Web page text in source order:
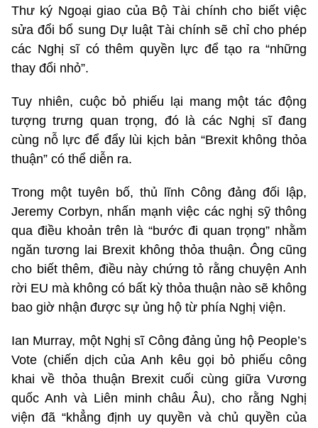
Thư ký Ngoại giao của Bộ Tài chính cho biết việc
sửa đổi bổ sung Dự luật Tài chính sẽ chỉ cho phép
các Nghị sĩ có thêm quyền lực để tạo ra “những
thay đổi nhỏ”.
Tuy nhiên, cuộc bỏ phiếu lại mang một tác động
tượng trưng quan trọng, đó là các Nghị sĩ đang
cùng nỗ lực để đẩy lùi kịch bản “Brexit không thỏa
thuận” có thể diễn ra.
Trong một tuyên bố, thủ lĩnh Công đảng đối lập,
Jeremy Corbyn, nhấn mạnh việc các nghị sỹ thông
qua điều khoản trên là “bước đi quan trọng” nhằm
ngăn tương lai Brexit không thỏa thuận. Ông cũng
cho biết thêm, điều này chứng tỏ rằng chuyện Anh
rời EU mà không có bất kỳ thỏa thuận nào sẽ không
bao giờ nhận được sự ủng hộ từ phía Nghị viện.
Ian Murray, một Nghị sĩ Công đảng ủng hộ People’s
Vote (chiến dịch của Anh kêu gọi bỏ phiếu công
khai về thỏa thuận Brexit cuối cùng giữa Vương
quốc Anh và Liên minh châu Âu), cho rằng Nghị
viện đã “khẳng định uy quyền và chủ quyền của